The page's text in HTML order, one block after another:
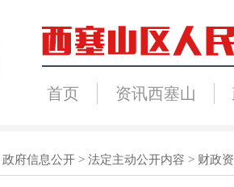
首页 资讯西塞山
政府信息公开 > 法定主动公开内容 > 财政